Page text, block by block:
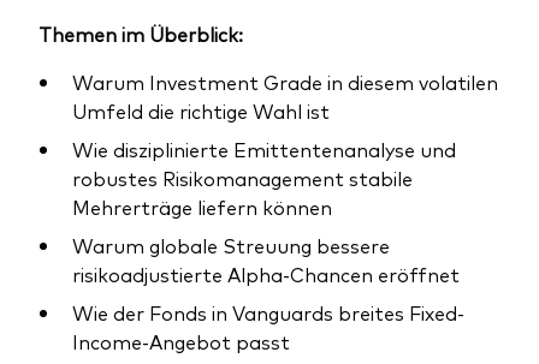
Ressourcen
Marktvolatilität
Research
Anbieterliste
Themen im Überblick:
Warum Investment Grade in diesem volatilen
Umfeld die richtige Wahl ist
Wie disziplinierte Emittentenanalyse und
robustes Risikomanagement stabile
Mehrerträge liefern können
Warum globale Streuung bessere
risikoadjustierte Alpha-Chancen eröffnet
Wie der Fonds in Vanguards breites Fixed-
Income-Angebot passt